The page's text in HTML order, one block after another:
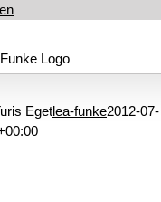
Cat 1 Cat 2 Cat 5
Egetlea-funke2012-07-